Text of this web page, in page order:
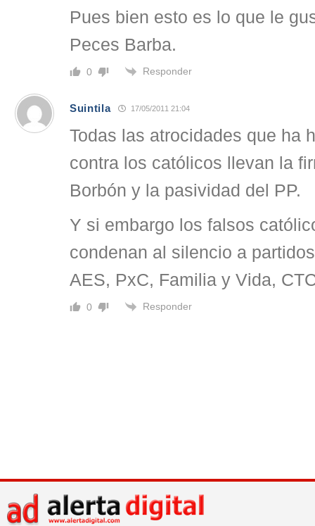
Pues bien esto es lo que le
Peces Barba.
0 Responder
Suintila 17/05/2011 21:04
Todas las atrocidades que ha
contra los católicos llevan la
Borbón y la pasividad del PP.
Y si embargo los falsos
condenan al silencio a
AES, PxC, Familia y Vida,
0 Responder